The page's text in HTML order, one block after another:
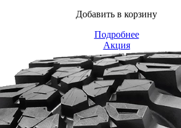
Добавить в корзину
Подробнее
Акция